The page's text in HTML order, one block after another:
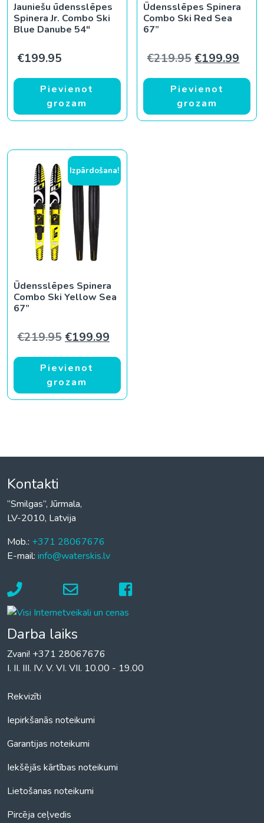
Jauniešu ūdensslēpes
Spinera Jr. Combo Ski
Blue Danube 54″
€199.95
Pievienot
grozam
Ūdensslēpes Spinera
Combo Ski Red Sea
67”
€219.95 Original
€199.99
Pievienot
grozam
Izpārdošana!
Ūdensslēpes Spinera
Combo Ski Yellow Sea
67”
€219.95 Original price was: €219.95.
€199.99
Pievienot
grozam
Kontakti
“Smilgas”, Jūrmala,
LV-2010, Latvija
Mob.: +371 28067676
E-mail: info@waterskis.lv
Darba laiks
Zvani! +371 28067676
I. II. III. IV. V. VI. VII. 10.00 - 19.00
Rekvizīti
Iepirkšanās noteikumi
Garantijas noteikumi
Iekšējās kārtības noteikumi
Lietošanas noteikumi
Pircēja ceļvedis